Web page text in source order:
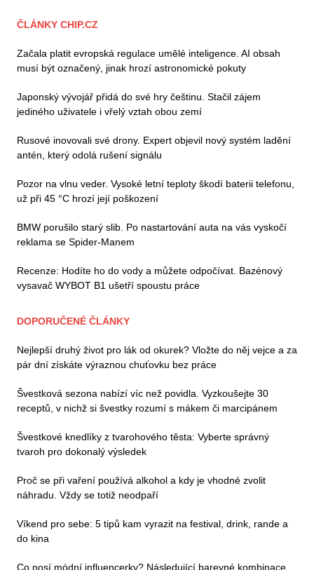
ČLÁNKY CHIP.CZ
Začala platit evropská regulace umělé inteligence. AI obsah
musí být označený, jinak hrozí astronomické pokuty
Japonský vývojář přidá do své hry češtinu. Stačil zájem
jediného uživatele i vřelý vztah obou zemí
Rusové inovovali své drony. Expert objevil nový systém ladění
antén, který odolá rušení signálu
Pozor na vlnu veder. Vysoké letní teploty škodí baterii telefonu,
už při 45 °C hrozí její poškození
BMW porušilo starý slib. Po nastartování auta na vás vyskočí
reklama se Spider-Manem
Recenze: Hodíte ho do vody a můžete odpočívat. Bazénový
vysavač WYBOT B1 ušetří spoustu práce
DOPORUČENÉ ČLÁNKY
Nejlepší druhý život pro lák od okurek? Vložte do něj vejce a za
pár dní získáte výraznou chuťovku bez práce
Švestková sezona nabízí víc než povidla. Vyzkoušejte 30
receptů, v nichž si švestky rozumí s mákem či marcipánem
Švestkové knedlíky z tvarohového těsta: Vyberte správný
tvaroh pro dokonalý výsledek
Proč se při vaření používá alkohol a kdy je vhodné zvolit
náhradu. Vždy se totiž neodpaří
Víkend pro sebe: 5 tipů kam vyrazit na festival, drink, rande a
do kina
Co nosí módní influencerky? Následující barevné kombinace